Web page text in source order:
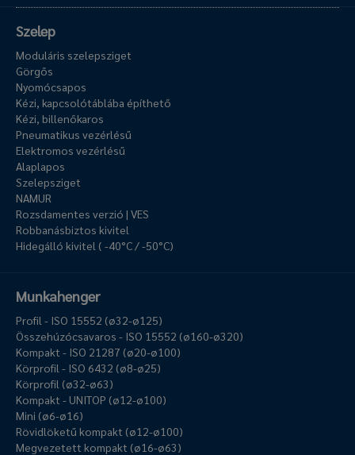
Szelep
Moduláris szelepsziget
Görgős
Nyomócsapos
Kézi, kapcsolótáblába építhető
Kézi, billenőkaros
Pneumatikus vezérlésű
Elektromos vezérlésű
Alaplapos
Szelepsziget
NAMUR
Rozsdamentes verzió | VES
Robbanásbiztos kivitel
Hidegálló kivitel ( -40°C / -50°C)
Munkahenger
Profil - ISO 15552 (ø32-ø125)
Összehúzócsavaros - ISO 15552 (ø160-ø320)
Kompakt - ISO 21287 (ø20-ø100)
Körprofil - ISO 6432 (ø8-ø25)
Körprofil (ø32-ø63)
Kompakt - UNITOP (ø12-ø100)
Mini (ø6-ø16)
Rövidlöketű kompakt (ø12-ø100)
Megvezetett kompakt (ø16-ø63)